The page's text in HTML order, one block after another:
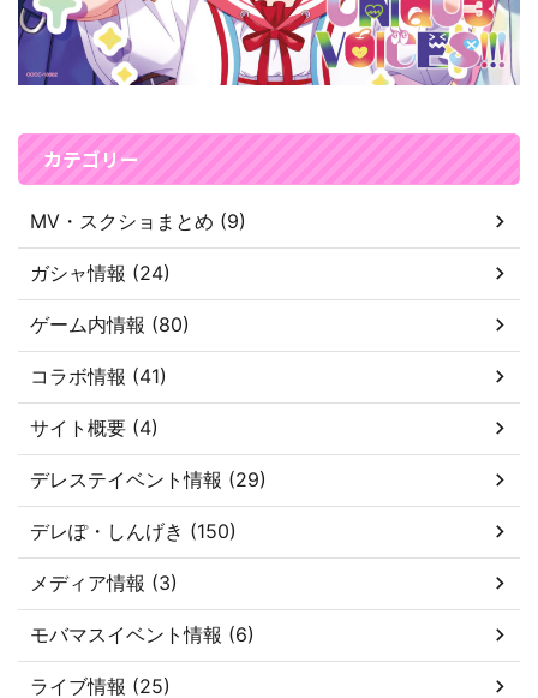
カテゴリー
MV・スクショまとめ (9)
ガシャ情報 (24)
ゲーム内情報 (80)
コラボ情報 (41)
サイト概要 (4)
デレステイベント情報 (29)
デレぽ・しんげき (150)
メディア情報 (3)
モバマスイベント情報 (6)
ライブ情報 (25)